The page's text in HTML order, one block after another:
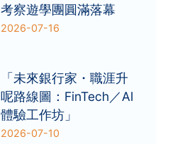
考察遊學團圓滿落幕
2026-07-16
「未來銀行家・職涯升
呢路線圖：FinTech／AI
體驗工作坊」
2026-07-10